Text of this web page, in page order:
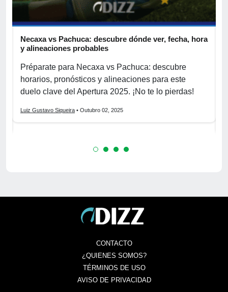
Necaxa vs Pachuca: descubre dónde ver, fecha, hora
y alineaciones probables
Préparate para Necaxa vs Pachuca: descubre
horarios, pronósticos y alineaciones para este
duelo clave del Apertura 2025. ¡No te lo pierdas!
Luiz Gustavo Siqueira • Outubro 02, 2025
CONTACTO
¿QUIENES SOMOS?
TÉRMINOS DE USO
AVISO DE PRIVACIDAD